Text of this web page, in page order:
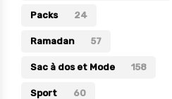
Divers
Packs 24
Ramadan 57
Sac à dos et Mode 158
Sport 60